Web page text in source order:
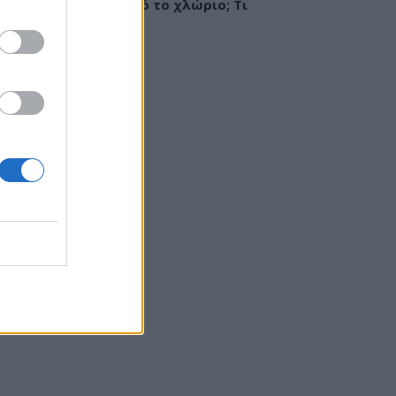
ή ερεθισμός από το χλώριο; Τι